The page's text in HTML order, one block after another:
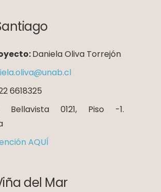
Daniela Oliva Torrejón
6618325
0121, Piso -1.
AQUÍ
del Mar